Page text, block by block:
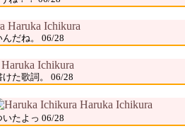
Haruka Ichikura
だね。 06/28
Haruka Ichikura
た歌詞。 06/28
Haruka Ichikura
たよっ 06/28